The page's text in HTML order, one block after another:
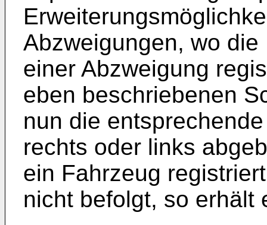
Abzweigungen, wo
einer Abzweigung
eben beschriebenen
nun die
rechts oder links
ein Fahrzeug
nicht befolgt, so erhält